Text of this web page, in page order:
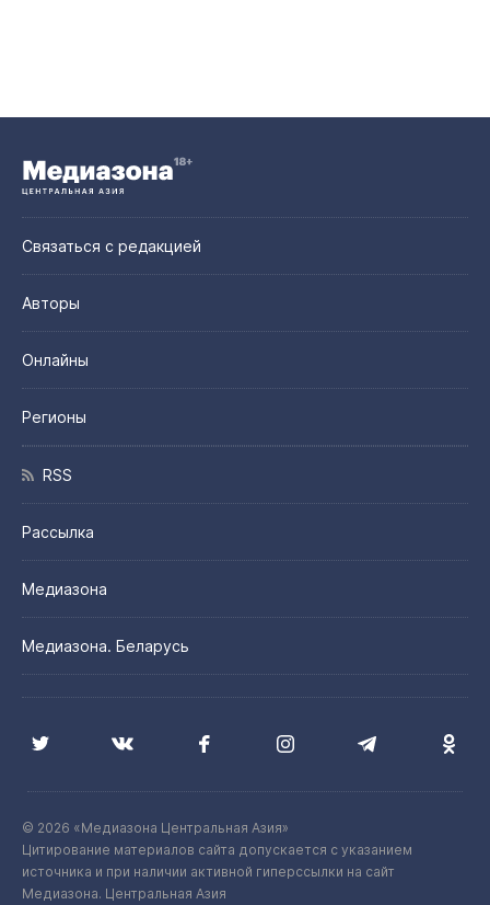
Связаться с редакцией
Авторы
Онлайны
Регионы
RSS
Рассылка
Медиазона
Медиазона. Беларусь
© 2026 «Медиазона Центральная Азия»
Цитирование материалов сайта допускается с указанием
источника и при наличии активной гиперссылки на сайт
Медиазона. Центральная Азия